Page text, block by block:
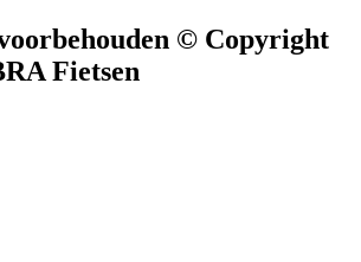
© Copyright
Fietsen